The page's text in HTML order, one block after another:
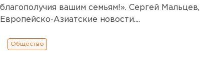
благополучия вашим семьям!». Сергей Мальцев,
Европейско-Азиатские новости....
Общество